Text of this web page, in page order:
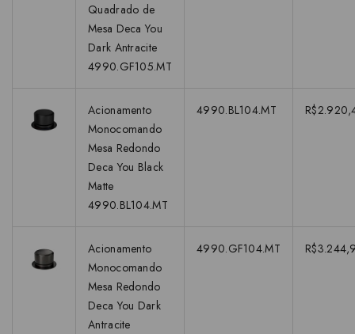
Quadrado de
Mesa Deca You
Dark Antracite
4990.GF105.MT
Acionamento
Monocomando
Mesa Redondo
Deca You Black
Matte
4990.BL104.MT
4990.BL104.MT
Acionamento
Monocomando
Mesa Redondo
Deca You Dark
Antracite
4990.GF104.MT